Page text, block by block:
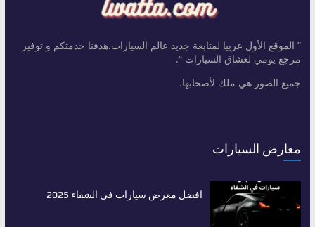
” الموقع الأول عربيا لمتابعة جديد عالم السيارات.هدفنا خدمتكم و توفير
مرجع يومي لعشاق السيارات “.
جميع الصور هي ملك لأصحابها.
معارض السيارات
افضل معرض سيارات في الشفاء 2025